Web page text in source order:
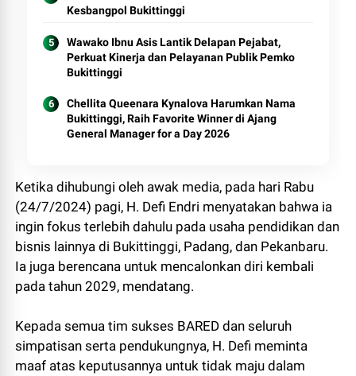
Kesbangpol Bukittinggi
Wawako Ibnu Asis Lantik Delapan Pejabat,
Perkuat Kinerja dan Pelayanan Publik Pemko
Bukittinggi
Chellita Queenara Kynalova Harumkan Nama
Bukittinggi, Raih Favorite Winner di Ajang
General Manager for a Day 2026
Ketika dihubungi oleh awak media, pada hari Rabu
(24/7/2024) pagi, H. Defi Endri menyatakan bahwa ia
ingin fokus terlebih dahulu pada usaha pendidikan dan
bisnis lainnya di Bukittinggi, Padang, dan Pekanbaru.
Ia juga berencana untuk mencalonkan diri kembali
pada tahun 2029, mendatang.
Kepada semua tim sukses BARED dan seluruh
simpatisan serta pendukungnya, H. Defi meminta
maaf atas keputusannya untuk tidak maju dalam